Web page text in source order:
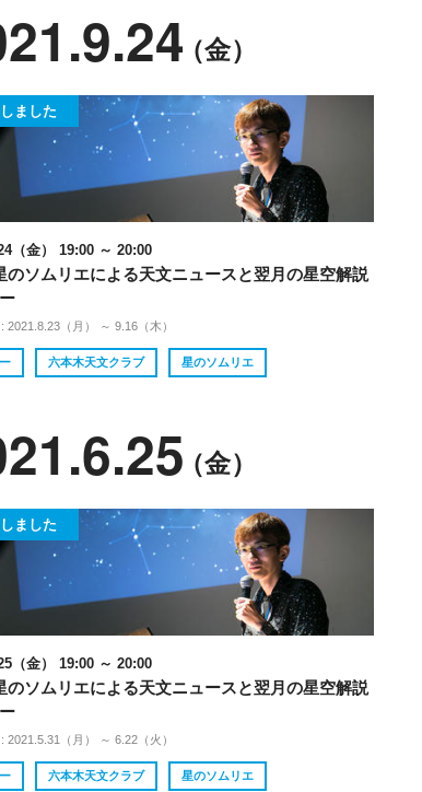
（金）
ました
（金） 19:00 ～ 20:00
のソムリエによる天文ニュースと翌月の星空解説
2021.8.23（月） ～ 9.16（木）
六本木天文クラブ 星のソムリエ
（金）
ました
（金） 19:00 ～ 20:00
のソムリエによる天文ニュースと翌月の星空解説
2021.5.31（月） ～ 6.22（火）
六本木天文クラブ 星のソムリエ